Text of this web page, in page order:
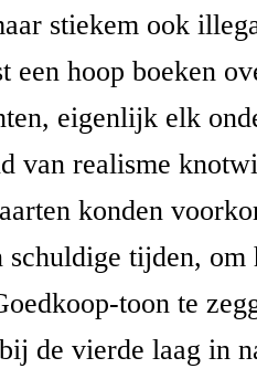
stiekem ook
een hoop boeken
eigenlijk elk
van realisme
konden
tijden, om
toon te
de vierde laag in